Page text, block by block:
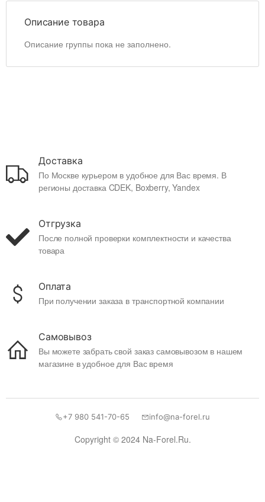
Описание товара
Описание группы пока не заполнено.
Доставка
По Москве курьером в удобное для Вас время. В
регионы доставка CDEK, Boxberry, Yandex
Отгрузка
После полной проверки комплектности и качества
товара
Оплата
При получении заказа в транспортной компании
Самовывоз
Вы можете забрать свой заказ самовывозом в нашем
магазине в удобное для Вас время
Copyright © 2024 Na-Forel.Ru.
+7 980 541-70-65 info@na-forel.ru